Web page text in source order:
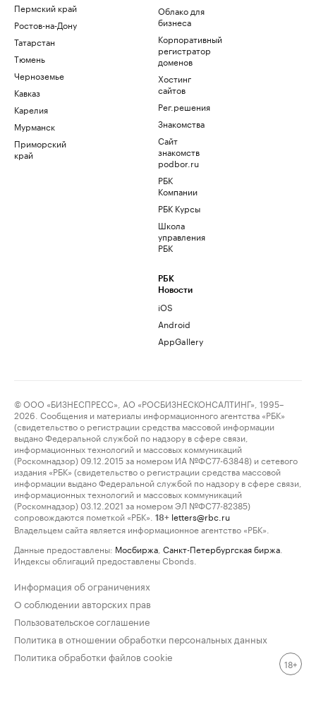
Пермский край
Ростов-на-Дону
Татарстан
Тюмень
Черноземье
Кавказ
Карелия
Мурманск
Приморский
край
Облако для
бизнеса
Корпоративный
регистратор
доменов
Хостинг
сайтов
Рег.решения
Знакомства
Сайт
знакомств
podbor.ru
РБК
Компании
РБК Курсы
Школа
управления
РБК
РБК
Новости
iOS
Android
AppGallery
© ООО «БИЗНЕСПРЕСС», АО «РОСБИЗНЕСКОНСАЛТИНГ», 1995–
2026. Сообщения и материалы информационного агентства «РБК»
(свидетельство о регистрации средства массовой информации
выдано Федеральной службой по надзору в сфере связи,
информационных технологий и массовых коммуникаций
(Роскомнадзор) 09.12.2015 за номером ИА №ФС77-63848) и сетевого
издания «РБК» (свидетельство о регистрации средства массовой
информации выдано Федеральной службой по надзору в сфере связи,
информационных технологий и массовых коммуникаций
(Роскомнадзор) 03.12.2021 за номером ЭЛ №ФС77-82385)
сопровождаются пометкой «РБК».
18+ letters@rbc.ru
Владельцем сайта является информационное агентство «РБК».
Данные предоставлены: Мосбиржа Санкт-Петербургская биржа
Индексы облигаций предоставлены Cbonds.
Информация об ограничениях
О соблюдении авторских прав
Пользовательское соглашение
Политика в отношении обработки персональных данных
Политика обработки файлов cookie
18+